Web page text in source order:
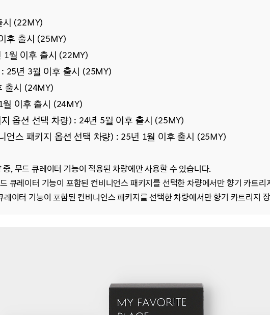
시 (22MY)
후 출시 (25MY)
1월 이후 출시 (22MY)
25년 3월 이후 출시 (25MY)
출시 (24MY)
이후 출시 (24MY)
옵션 선택 차량) : 24년 5월 이후 출시 (25MY)
언스 패키지 옵션 선택 차량) : 25년 1월 이후 출시 (25MY)
중,무드 큐레이터 기능이 적용된 차량에만 사용할 수 있습니다.
큐레이터 기능이 포함된 컨비니언스 패키지를 선택한 차량에서만 향기 카트리
이터 기능이 포함된 컨비니언스 패키지를 선택한 차량에서만 향기 카트리지